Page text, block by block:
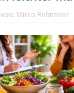
Mirco Rehmeier